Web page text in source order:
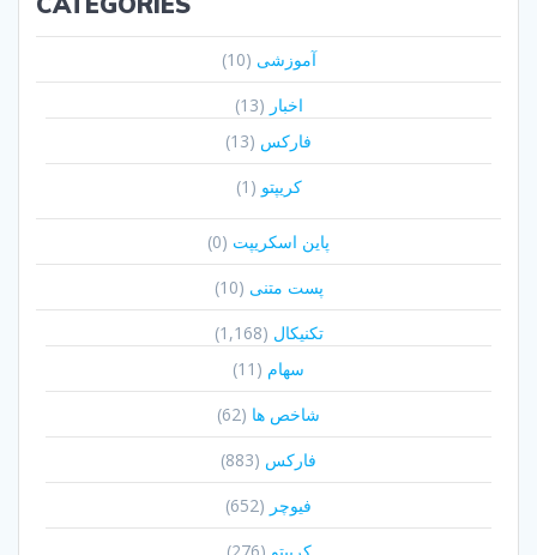
آموزشی (10)
اخبار (13)
فارکس (13)
کریپتو (1)
پاین اسکریپت (0)
پست متنی (10)
تکنیکال (1,168)
سهام (11)
شاخص ها (62)
فارکس (883)
فیوچر (652)